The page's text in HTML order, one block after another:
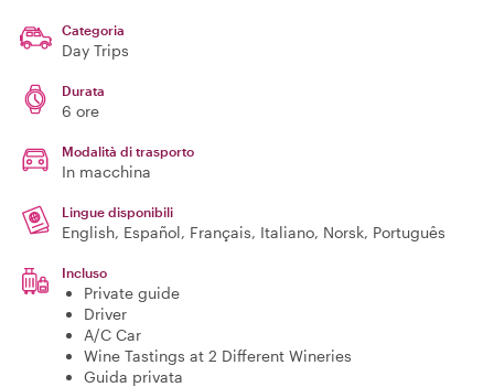
Categoria
Day Trips
Durata
6 ore
Modalità di trasporto
In macchina
Lingue disponibili
English, Español, Français, Italiano, Norsk, Português
Incluso
Private guide
Driver
A/C Car
Wine Tastings at 2 Different Wineries
Guida privata